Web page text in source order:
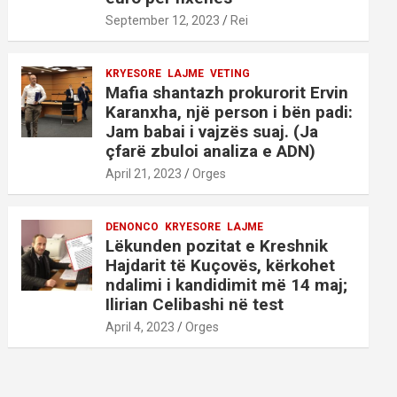
September 12, 2023 Rei
KRYESORE LAJME VETING
Mafia shantazh prokurorit Ervin
Karanxha, një person i bën padi:
Jam babai i vajzës suaj. (Ja
çfarë zbuloi analiza e ADN)
April 21, 2023 Orges
DENONCO KRYESORE LAJME
Lëkunden pozitat e Kreshnik
Hajdarit të Kuçovës, kërkohet
ndalimi i kandidimit më 14 maj;
Ilirian Celibashi në test
April 4, 2023 Orges